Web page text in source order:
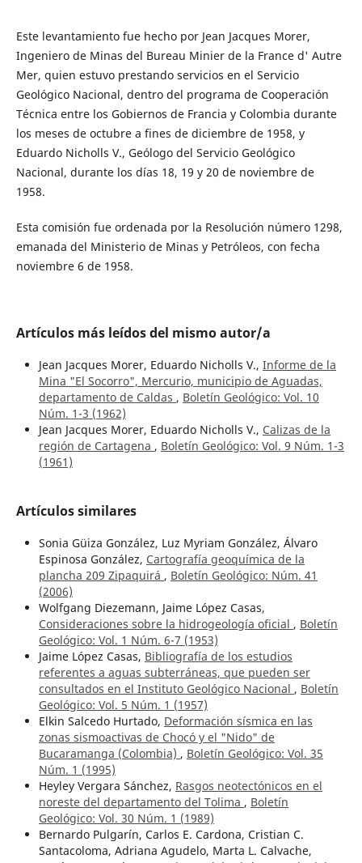
Este levantamiento fue hecho por Jean Jacques Morer,
Ingeniero de Minas del Bureau Minier de la France d' Autre
Mer, quien estuvo prestando servicios en el Servicio
Geológico Nacional, dentro del programa de Cooperación
Técnica entre los Gobiernos de Francia y Colombia durante
los meses de octubre a fines de diciembre de 1958, y
Eduardo Nicholls V., Geólogo del Servicio Geológico
Nacional, durante los días 18, 19 y 20 de noviembre de
1958.
Esta comisión fue ordenada por la Resolución número 1298,
emanada del Ministerio de Minas y Petróleos, con fecha
noviembre 6 de 1958.
Artículos más leídos del mismo autor/a
Jean Jacques Morer, Eduardo Nicholls V., Informe de la
Mina "El Socorro", Mercurio, municipio de Aguadas,
departamento de Caldas , Boletín Geológico: Vol. 10
Núm. 1-3 (1962)
Jean Jacques Morer, Eduardo Nicholls V., Calizas de la
región de Cartagena , Boletín Geológico: Vol. 9 Núm. 1-3
(1961)
Artículos similares
Sonia Güiza González, Luz Myriam González, Álvaro
Espinosa González, Cartografía geoquímica de la
plancha 209 Zipaquirá , Boletín Geológico: Núm. 41
(2006)
Wolfgang Diezemann, Jaime López Casas,
Consideraciones sobre la hidrogeología oficial , Boletín
Geológico: Vol. 1 Núm. 6-7 (1953)
Jaime López Casas, Bibliografía de los estudios
referentes a aguas subterráneas, que pueden ser
consultados en el Instituto Geológico Nacional , Boletín
Geológico: Vol. 5 Núm. 1 (1957)
Elkin Salcedo Hurtado, Deformación sísmica en las
zonas sismoactivas de Chocó y el "Nido" de
Bucaramanga (Colombia) , Boletín Geológico: Vol. 35
Núm. 1 (1995)
Heyley Vergara Sánchez, Rasgos neotectónicos en el
noreste del departamento del Tolima , Boletín
Geológico: Vol. 30 Núm. 1 (1989)
Bernardo Pulgarín, Carlos E. Cardona, Cristian C.
Santacoloma, Adriana Agudelo, Marta L. Calvache,